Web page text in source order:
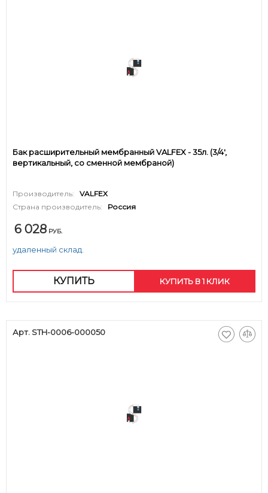
Бак расширительный мембранный VALFEX - 35л. (3/4',
вертикальный, со сменной мембраной)
Производитель:
VALFEX
Страна производитель:
Россия
6 028 РУБ.
удаленный склад.
КУПИТЬ КУПИТЬ В 1 КЛИК
Арт. STH-0006-000050